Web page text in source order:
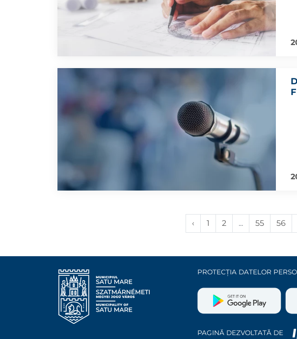
‹ 1 2 ... 55 56
PROTECȚIA DATELOR
PAGINĂ DEZVOLTATĂ DE